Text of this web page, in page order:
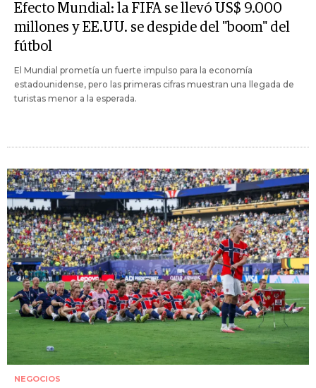
Efecto Mundial: la FIFA se llevó US$ 9.000
millones y EE.UU. se despide del "boom" del
fútbol
El Mundial prometía un fuerte impulso para la economía
estadounidense, pero las primeras cifras muestran una llegada de
turistas menor a la esperada.
NEGOCIOS